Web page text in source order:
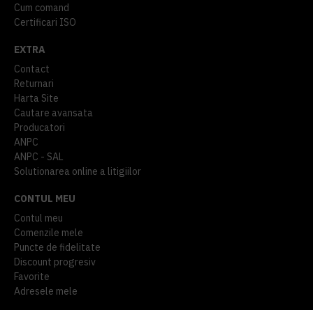
Cum comand
Certificari ISO
EXTRA
Contact
Returnari
Harta Site
Cautare avansata
Producatori
ANPC
ANPC - SAL
Solutionarea online a litigiilor
CONTUL MEU
Contul meu
Comenzile mele
Puncte de fidelitate
Discount progresiv
Favorite
Adresele mele